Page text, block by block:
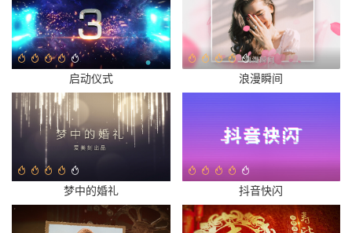
启动仪式 浪漫瞬间
梦中的婚礼 抖音快闪